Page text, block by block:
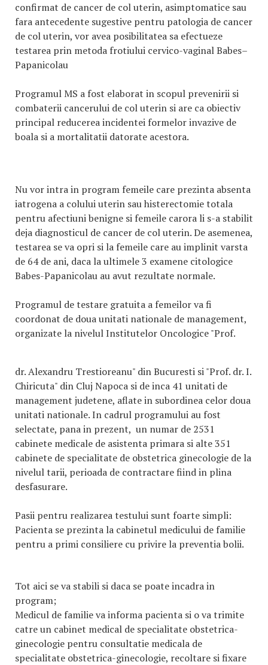
confirmat de cancer de col uterin, asimptomatice sau
fara antecedente sugestive pentru patologia de cancer
de col uterin, vor avea posibilitatea sa efectueze
testarea prin metoda frotiului cervico-vaginal Babes–
Papanicolau
Programul MS a fost elaborat in scopul prevenirii si
combaterii cancerului de col uterin si are ca obiectiv
principal reducerea incidentei formelor invazive de
boala si a mortalitatii datorate acestora.
Nu vor intra in program femeile care prezinta absenta
iatrogena a colului uterin sau histerectomie totala
pentru afectiuni benigne si femeile carora li s-a stabilit
deja diagnosticul de cancer de col uterin. De asemenea,
testarea se va opri si la femeile care au implinit varsta
de 64 de ani, daca la ultimele 3 examene citologice
Babes-Papanicolau au avut rezultate normale.
Programul de testare gratuita a femeilor va fi
coordonat de doua unitati nationale de management,
organizate la nivelul Institutelor Oncologice "Prof.
dr. Alexandru Trestioreanu" din Bucuresti si "Prof. dr. I.
Chiricuta" din Cluj Napoca si de inca 41 unitati de
management judetene, aflate in subordinea celor doua
unitati nationale. In cadrul programului au fost
selectate, pana in prezent, un numar de 2531
cabinete medicale de asistenta primara si alte 351
cabinete de specialitate de obstetrica ginecologie de la
nivelul tarii, perioada de contractare fiind in plina
desfasurare.
Pasii pentru realizarea testului sunt foarte simpli:
Pacienta se prezinta la cabinetul medicului de familie
pentru a primi consiliere cu privire la preventia bolii.
Tot aici se va stabili si daca se poate incadra in
program;
Medicul de familie va informa pacienta si o va trimite
catre un cabinet medical de specialitate obstetrica-
ginecologie pentru consultatie medicala de
specialitate obstetrica-ginecologie, recoltare si fixare